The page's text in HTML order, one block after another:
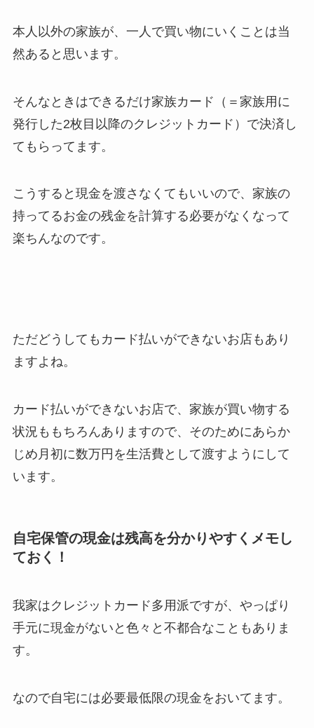
本人以外の家族が、一人で買い物にいくことは当
然あると思います。
そんなときはできるだけ家族カード（＝家族用に
発行した2枚目以降のクレジットカード）で決済し
てもらってます。
こうすると現金を渡さなくてもいいので、家族の
持ってるお金の残金を計算する必要がなくなって
楽ちんなのです。
ただどうしてもカード払いができないお店もあり
ますよね。
カード払いができないお店で、家族が買い物する
状況ももちろんありますので、そのためにあらか
じめ月初に数万円を生活費として渡すようにして
います。
自宅保管の現金は残高を分かりやすくメモし
ておく！
我家はクレジットカード多用派ですが、やっぱり
手元に現金がないと色々と不都合なこともありま
す。
なので自宅には必要最低限の現金をおいてます。